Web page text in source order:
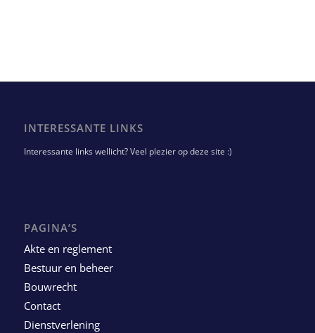
INTERESSANTE LINKS
Interessante links wellicht? Veel plezier op deze site :)
PAGINA’S
Akte en reglement
Bestuur en beheer
Bouwrecht
Contact
Dienstverlening